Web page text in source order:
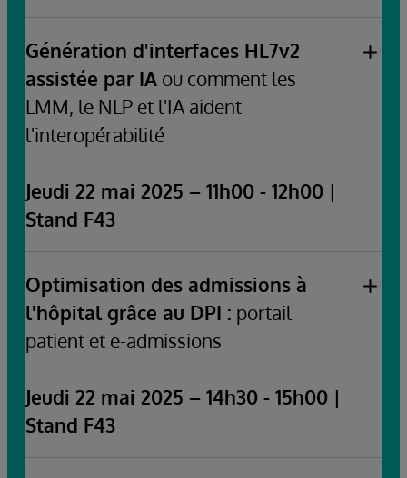
Génération d'interfaces HL7v2
assistée par IA ou comment les
LMM, le NLP et l'IA aident
l'interopérabilité
Jeudi 22 mai 2025 – 11h00 - 12h00 |
Stand F43
Optimisation des admissions à
l'hôpital grâce au DPI : portail
patient et e-admissions
Jeudi 22 mai 2025 – 14h30 - 15h00 |
Stand F43